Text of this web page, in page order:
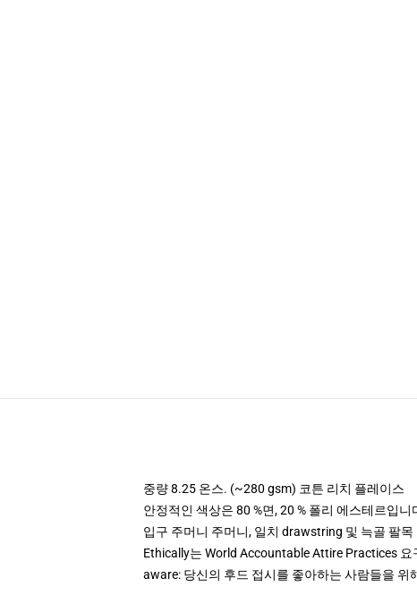
중량 8.25 온스. (~280 gsm) 코튼 리치 플레이스
안정적인 색상은 80 %면, 20 % 폴리 에스테르입
입구 주머니 주머니, 일치 drawstring 및 늑골 팔목
Ethically는 World Accountable Attire Practices 요
aware: 당신의 후드 접시를 좋아하는 사람들을 위